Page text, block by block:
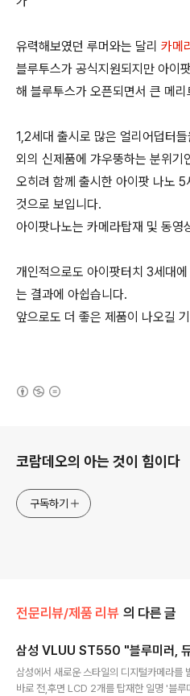
유력해보였던 루머와는 달리 카메
블루투스가 공식지원되지만 아이
해 블루투스가 오픈되면서 큰 메
1,2세대 출시로 많은 얼리어덥터
외의 신제품에 갸우뚱하는 분위기
오히려 함께 출시한 아이팟 나노
것으로 보입니다.
아이팟나노는 카메라탑재 및 동영
개인적으로도 아이팟터치 3세대
는 결과에 아쉽습니다.
앞으로도 더 좋은 제품이 나오길
코람데오의 아는 것이 힘이다
구독하기
전문리뷰/제품 리뷰 의 다른 글
삼성 VLUU ST550 "블루미러,
삼성에서 새로운 스타일의 디지털카메라를
바로 전,후면 LCD 2개를 탑재한 일명 '블루